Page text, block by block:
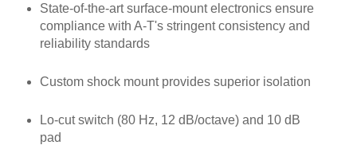
State-of-the-art surface-mount electronics ensure
compliance with A-T's stringent consistency and
reliability standards
Custom shock mount provides superior isolation
Lo-cut switch (80 Hz, 12 dB/octave) and 10 dB
pad